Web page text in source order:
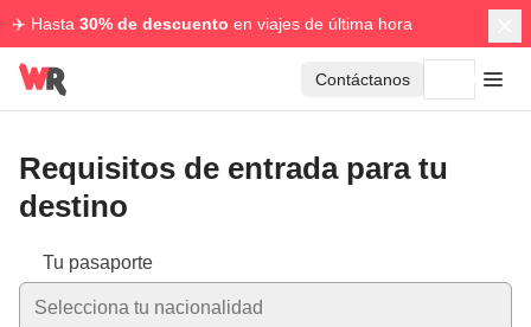
✈️ Hasta 30% de descuento en viajes de última hora
Contáctanos
Requisitos de entrada para tu
destino
Los requisitos de entrada varían según tu nacionalidad y el
Tu pasaporte
Selecciona tu nacionalidad